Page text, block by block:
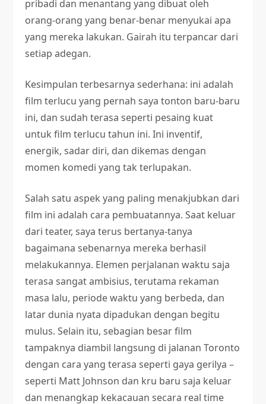
pribadi dan menantang yang dibuat oleh
orang-orang yang benar-benar menyukai apa
yang mereka lakukan. Gairah itu terpancar dari
setiap adegan.
Kesimpulan terbesarnya sederhana: ini adalah
film terlucu yang pernah saya tonton baru-baru
ini, dan sudah terasa seperti pesaing kuat
untuk film terlucu tahun ini. Ini inventif,
energik, sadar diri, dan dikemas dengan
momen komedi yang tak terlupakan.
Salah satu aspek yang paling menakjubkan dari
film ini adalah cara pembuatannya. Saat keluar
dari teater, saya terus bertanya-tanya
bagaimana sebenarnya mereka berhasil
melakukannya. Elemen perjalanan waktu saja
terasa sangat ambisius, terutama rekaman
masa lalu, periode waktu yang berbeda, dan
latar dunia nyata dipadukan dengan begitu
mulus. Selain itu, sebagian besar film
tampaknya diambil langsung di jalanan Toronto
dengan cara yang terasa seperti gaya gerilya –
seperti Matt Johnson dan kru baru saja keluar
dan menangkap kekacauan secara real time